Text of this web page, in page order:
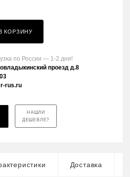
КОРЗИНУ
по России — 1-2 дня!
проезд д.8
rus.ru
НАШЛИ
ДЕШЕВЛЕ?
Доставка